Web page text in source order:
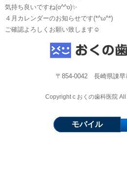
気持ち良いですね(o^^o)✨
４月カレンダーのお知らせです(*^ω^*)
ご確認よろしくお願い致します☺️
〒854-0042 長崎県諌早
Copyright c おくの歯科医院
モバイル